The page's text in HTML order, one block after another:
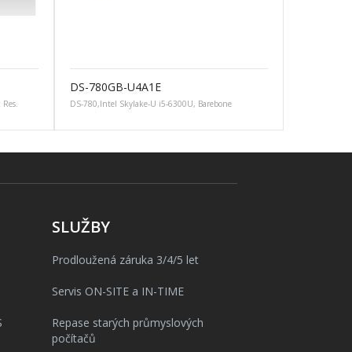
DS-780GB-U4A1E
DS-780,Intel Skylake-U i5-6300U, Barebone
SLUŽBY
Prodloužená záruka 3/4/5 let
Servis ON-SITE a IN-TIME
Repase starých průmyslových
počítačů